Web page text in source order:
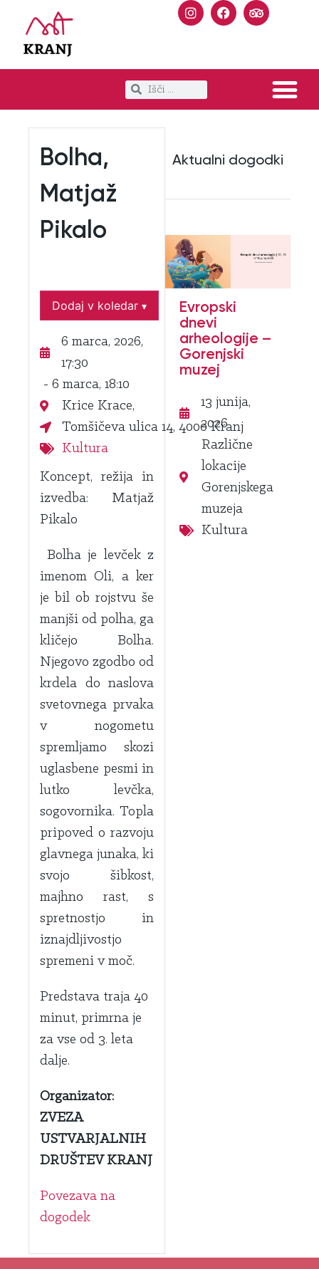
Bolha,
Matjaž
Pikalo
Dodaj v koledar ▾
6 marca, 2026,
17:30
- 6 marca, 18:10
Krice Krace,
Tomšičeva ulica 14, 4000 Kranj
Kultura
Koncept, režija in
izvedba: Matjaž
Pikalo
Bolha je levček z
imenom Oli, a ker
je bil ob rojstvu še
manjši od polha, ga
kličejo Bolha.
Njegovo zgodbo od
krdela do naslova
svetovnega prvaka
v nogometu
spremljamo skozi
uglasbene pesmi in
lutko levčka,
sogovornika. Topla
pripoved o razvoju
glavnega junaka, ki
svojo šibkost,
majhno rast, s
spretnostjo in
iznajdljivostjo
spremeni v moč.
Predstava traja 40
minut, primrna je
za vse od 3. leta
dalje.
Organizator:
ZVEZA
USTVARJALNIH
DRUŠTEV KRANJ
Povezava na
dogodek
Aktualni dogodki
Evropski
dnevi
arheologije –
Gorenjski
muzej
13 junija,
2026
Različne
lokacije
Gorenjskega
muzeja
Kultura